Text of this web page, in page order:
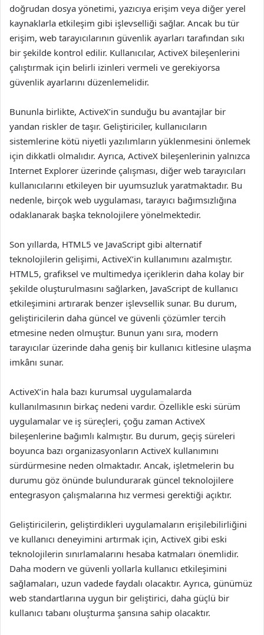
doğrudan dosya yönetimi, yazıcıya erişim veya diğer yerel
kaynaklarla etkileşim gibi işlevselliği sağlar. Ancak bu tür
erişim, web tarayıcılarının güvenlik ayarları tarafından sıkı
bir şekilde kontrol edilir. Kullanıcılar, ActiveX bileşenlerini
çalıştırmak için belirli izinleri vermeli ve gerekiyorsa
güvenlik ayarlarını düzenlemelidir.
Bununla birlikte, ActiveX’in sunduğu bu avantajlar bir
yandan riskler de taşır. Geliştiriciler, kullanıcıların
sistemlerine kötü niyetli yazılımların yüklenmesini önlemek
için dikkatli olmalıdır. Ayrıca, ActiveX bileşenlerinin yalnızca
Internet Explorer üzerinde çalışması, diğer web tarayıcıları
kullanıcılarını etkileyen bir uyumsuzluk yaratmaktadır. Bu
nedenle, birçok web uygulaması, tarayıcı bağımsızlığına
odaklanarak başka teknolojilere yönelmektedir.
Son yıllarda, HTML5 ve JavaScript gibi alternatif
teknolojilerin gelişimi, ActiveX’in kullanımını azalmıştır.
HTML5, grafiksel ve multimedya içeriklerin daha kolay bir
şekilde oluşturulmasını sağlarken, JavaScript de kullanıcı
etkileşimini artırarak benzer işlevsellik sunar. Bu durum,
geliştiricilerin daha güncel ve güvenli çözümler tercih
etmesine neden olmuştur. Bunun yanı sıra, modern
tarayıcılar üzerinde daha geniş bir kullanıcı kitlesine ulaşma
imkânı sunar.
ActiveX’in hala bazı kurumsal uygulamalarda
kullanılmasının birkaç nedeni vardır. Özellikle eski sürüm
uygulamalar ve iş süreçleri, çoğu zaman ActiveX
bileşenlerine bağımlı kalmıştır. Bu durum, geçiş süreleri
boyunca bazı organizasyonların ActiveX kullanımını
sürdürmesine neden olmaktadır. Ancak, işletmelerin bu
durumu göz önünde bulundurarak güncel teknolojilere
entegrasyon çalışmalarına hız vermesi gerektiği açıktır.
Geliştiricilerin, geliştirdikleri uygulamaların erişilebilirliğini
ve kullanıcı deneyimini artırmak için, ActiveX gibi eski
teknolojilerin sınırlamalarını hesaba katmaları önemlidir.
Daha modern ve güvenli yollarla kullanıcı etkileşimini
sağlamaları, uzun vadede faydalı olacaktır. Ayrıca, günümüz
web standartlarına uygun bir geliştirici, daha güçlü bir
kullanıcı tabanı oluşturma şansına sahip olacaktır.